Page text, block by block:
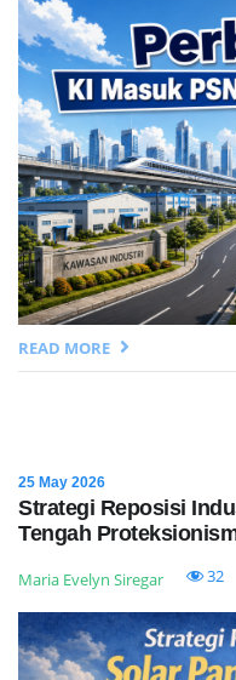
READ MORE
25 May 2026
Strategi Reposisi
Tengah
Maria Evelyn Siregar 32